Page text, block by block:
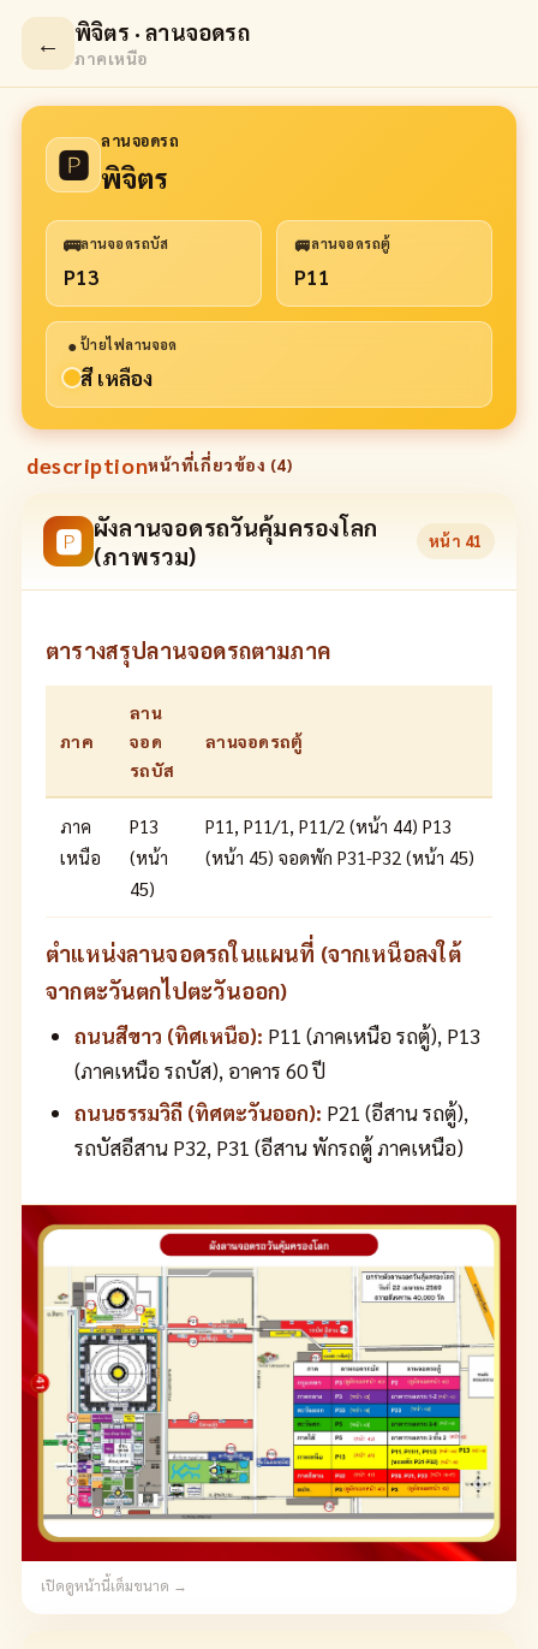
← พิจิตร · ลานจอดรถ
ภาคเหนือ
🅿
ลานจอดรถ
พิจิตร
🚌ลานจอดรถบัส
P13
🚐ลานจอดรถตู้
P11
● ป้ายไฟลานจอด
สี เหลือง
descriptionหน้าที่เกี่ยวข้อง (4)
🅿 ผังลานจอดรถวันคุ้มครองโลก
(ภาพรวม)
หน้า 41
ตารางสรุปลานจอดรถตามภาค
ภาค
ลาน
จอด
รถบัส
ลานจอดรถตู้
ภาค
เหนือ
P13
(หน้า
45)
P11, P11/1, P11/2 (หน้า 44) P13
(หน้า 45) จอดพัก P31-P32 (หน้า 45)
ตำแหน่งลานจอดรถในแผนที่ (จากเหนือลงใต้
จากตะวันตกไปตะวันออก)
ถนนสีขาว (ทิศเหนือ): P11 (ภาคเหนือ รถตู้), P13
(ภาคเหนือ รถบัส), อาคาร 60 ปี
ถนนธรรมวิถี (ทิศตะวันออก): P21 (อีสาน รถตู้),
รถบัสอีสาน P32, P31 (อีสาน พักรถตู้ ภาคเหนือ)
เปิดดูหน้านี้เต็มขนาด →